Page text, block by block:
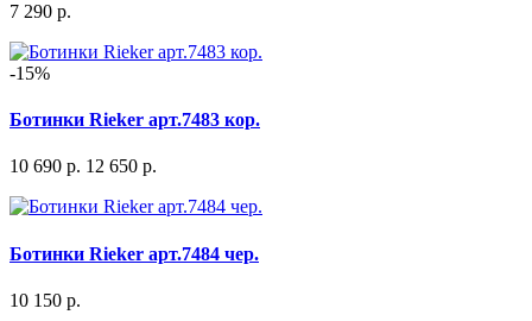
7 290 р.
-15%
Ботинки Rieker арт.7483 кор.
10 690 р. 12 650 р.
Ботинки Rieker арт.7484 чер.
10 150 р.